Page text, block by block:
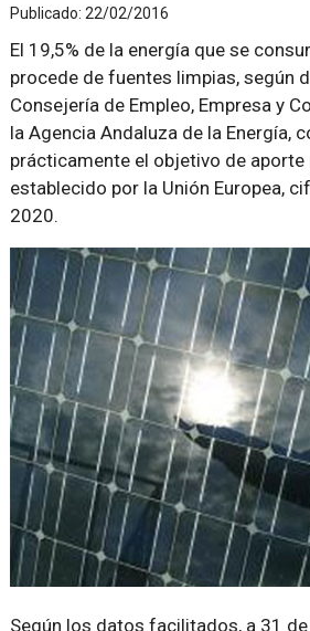
Publicado: 22/02/2016
El 19,5% de la energía que se
procede de fuentes limpias, según
Consejería de Empleo, Empresa y
la Agencia Andaluza de la Energía,
prácticamente el objetivo de aporte
establecido por la Unión Europea,
2020.
Según los datos facilitados, a 31